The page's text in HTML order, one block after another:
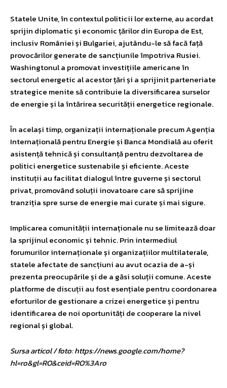
Statele Unite, în contextul politicii lor externe, au acordat
sprijin diplomatic și economic țărilor din Europa de Est,
inclusiv României și Bulgariei, ajutându-le să facă față
provocărilor generate de sancțiunile împotriva Rusiei.
Washingtonul a promovat investițiile americane în
sectorul energetic al acestor țări și a sprijinit parteneriate
strategice menite să contribuie la diversificarea surselor
de energie și la întărirea securității energetice regionale.
În același timp, organizații internaționale precum Agenția
Internațională pentru Energie și Banca Mondială au oferit
asistență tehnică și consultanță pentru dezvoltarea de
politici energetice sustenabile și eficiente. Aceste
instituții au facilitat dialogul între guverne și sectorul
privat, promovând soluții inovatoare care să sprijine
tranziția spre surse de energie mai curate și mai sigure.
Implicarea comunității internaționale nu se limitează doar
la sprijinul economic și tehnic. Prin intermediul
forumurilor internaționale și organizațiilor multilaterale,
statele afectate de sancțiuni au avut ocazia de a-și
prezenta preocupările și de a găsi soluții comune. Aceste
platforme de discuții au fost esențiale pentru coordonarea
eforturilor de gestionare a crizei energetice și pentru
identificarea de noi oportunități de cooperare la nivel
regional și global.
Sursa articol / foto: https://news.google.com/home?
hl=ro&gl=RO&ceid=RO%3Aro